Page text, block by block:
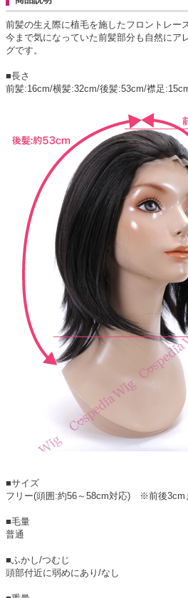
前髪の生え際に植毛を施したフロントレー
今まで気になっていた前髪部分も自然にア
グです。
■長さ
前髪:16cm/横髪:32cm/後髪:53cm/襟足
■サイズ
フリー(頭囲:約56～58cm対応) ※前後3cm
■毛量
普通
■ふかし/つむじ
頭部付近に弱めにあり/なし